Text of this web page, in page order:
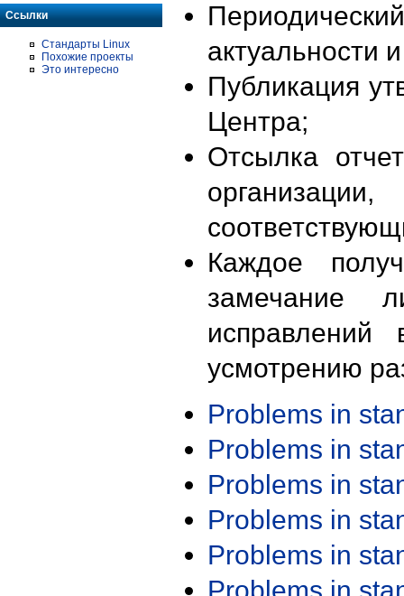
Ссылки
Стандарты Linux
Похожие проекты
Это интересно
актуальности
Публикация
Центра;
Отсылка
Каждое
замечание
исправлений
усмотрению
Problems in
Problems in
Problems in
Problems in
Problems in